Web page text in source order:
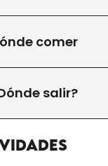
comer
salir?